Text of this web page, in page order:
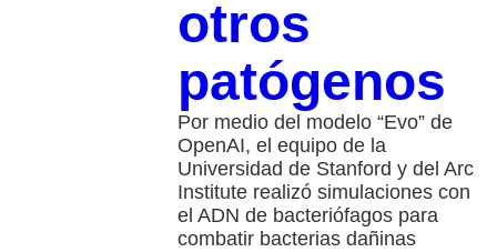
otros
patógenos
Por medio del modelo “Evo” de
OpenAI, el equipo de la
Universidad de Stanford y del Arc
Institute realizó simulaciones con
el ADN de bacteriófagos para
combatir bacterias dañinas